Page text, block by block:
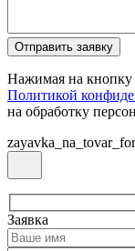
Нажимая на кнопку
Политикой
на обработку
Заявка